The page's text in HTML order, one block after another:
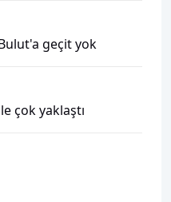
geçit yok
çok yaklaştı